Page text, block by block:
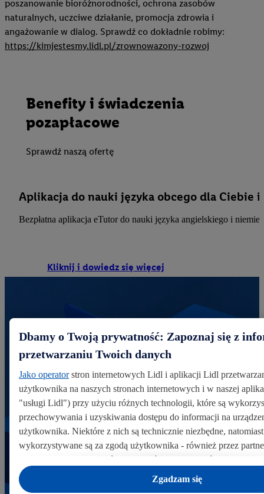
poszanowanie bioróżnorodności, ochrona zasobów
naturalnych, uczciwe działanie, promocja zdrowia i
angażowanie w dialog. Sprawdź co dokładnie robimy:
https://kimjestesmy.lidl.pl/zrownowazony-rozwoj
Benefity i świadczenia
pozapłacowe
Sprawdź naszą ofertę
Aplikacja do nauki języka obcego dla Ciebie i
Bezpłatna aplikacja eTutor do nauki języka angielskiego i
Kliknij i dowiedz się więcej
Dbamy o Twoją prywatność: Zapoznaj się z
przetwarzaniu Twoich danych
Jako operatorstron internetowych Lidl i aplikacji Lidl
użytkownika na naszych stronach internetowych i w naszej
"usługi Lidl") przy użyciu różnych technologii, które są
przechowywania i uzyskiwania dostępu do informacji na
użytkownika. Niektóre z nich są technicznie niezbędne, natomiast
wykorzystywane są za zgodą użytkownika - również przez
administratorów lub współadministratorów danych
związku z IAB TCF łącznie
partnerów - w celu dopasowania
preferencji użytkownika, generowania statystyk lub
Zgadzam się